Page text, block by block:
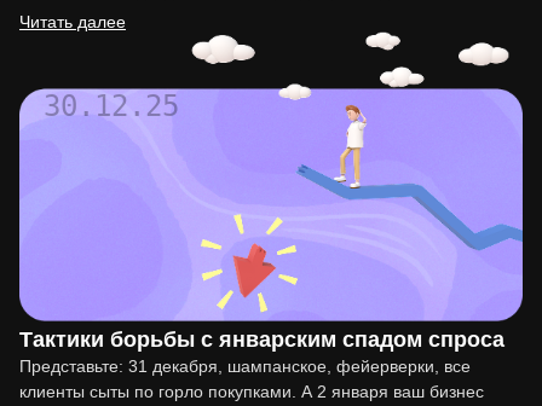
мотивации сотрудников. Организация такого праздника…
Читать далее
30.12.25
Тактики борьбы с январским спадом спроса
Представьте: 31 декабря, шампанское, фейерверки, все
клиенты сыты по горло покупками. А 2 января ваш бизнес